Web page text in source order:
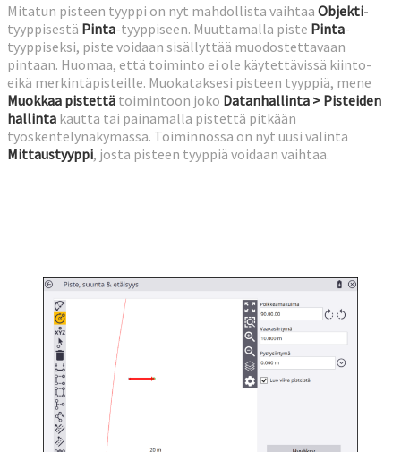
Mitatun pisteen tyyppi on nyt mahdollista vaihtaa Objekti-
tyyppisestä Pinta-tyyppiseen. Muuttamalla piste Pinta-
tyyppiseksi, piste voidaan sisällyttää muodostettavaan
pintaan. Huomaa, että toiminto ei ole käytettävissä kiinto-
eikä merkintäpisteille. Muokataksesi pisteen tyyppiä, mene
Muokkaa pistettä toimintoon joko Datanhallinta > Pisteiden
hallinta kautta tai painamalla pistettä pitkään
työskentelynäkymässä. Toiminnossa on nyt uusi valinta
Mittaustyyppi, josta pisteen tyyppiä voidaan vaihtaa.